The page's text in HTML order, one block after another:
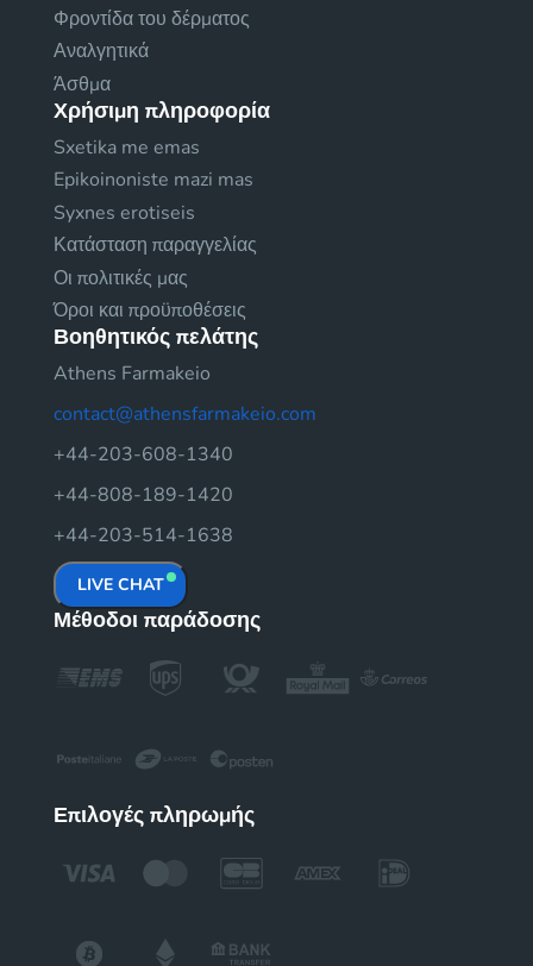
Φροντίδα του δέρματος
Αναλγητικά
Άσθμα
Χρήσιμη πληροφορία
Sxetika me emas
Epikoinoniste mazi mas
Syxnes erotiseis
Κατάσταση παραγγελίας
Οι πολιτικές μας
Όροι και προϋποθέσεις
Βοηθητικός πελάτης
Athens Farmakeio
contact@athensfarmakeio.com
+44-203-608-1340
+44-808-189-1420
+44-203-514-1638
LIVE CHAT
Μέθοδοι παράδοσης
Επιλογές πληρωμής